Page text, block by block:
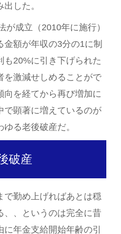
した。
が成立（2010年に施行）
金額が年収の3分の1に制
も20%に引き下げられた
を激減せしめることがで
向を経てから再び増加に
で顕著に増えているのが
る老後破産だ。
破産
で勤め上げればあとは穏
、、というのは完全に昔
年金支給開始年齢の引